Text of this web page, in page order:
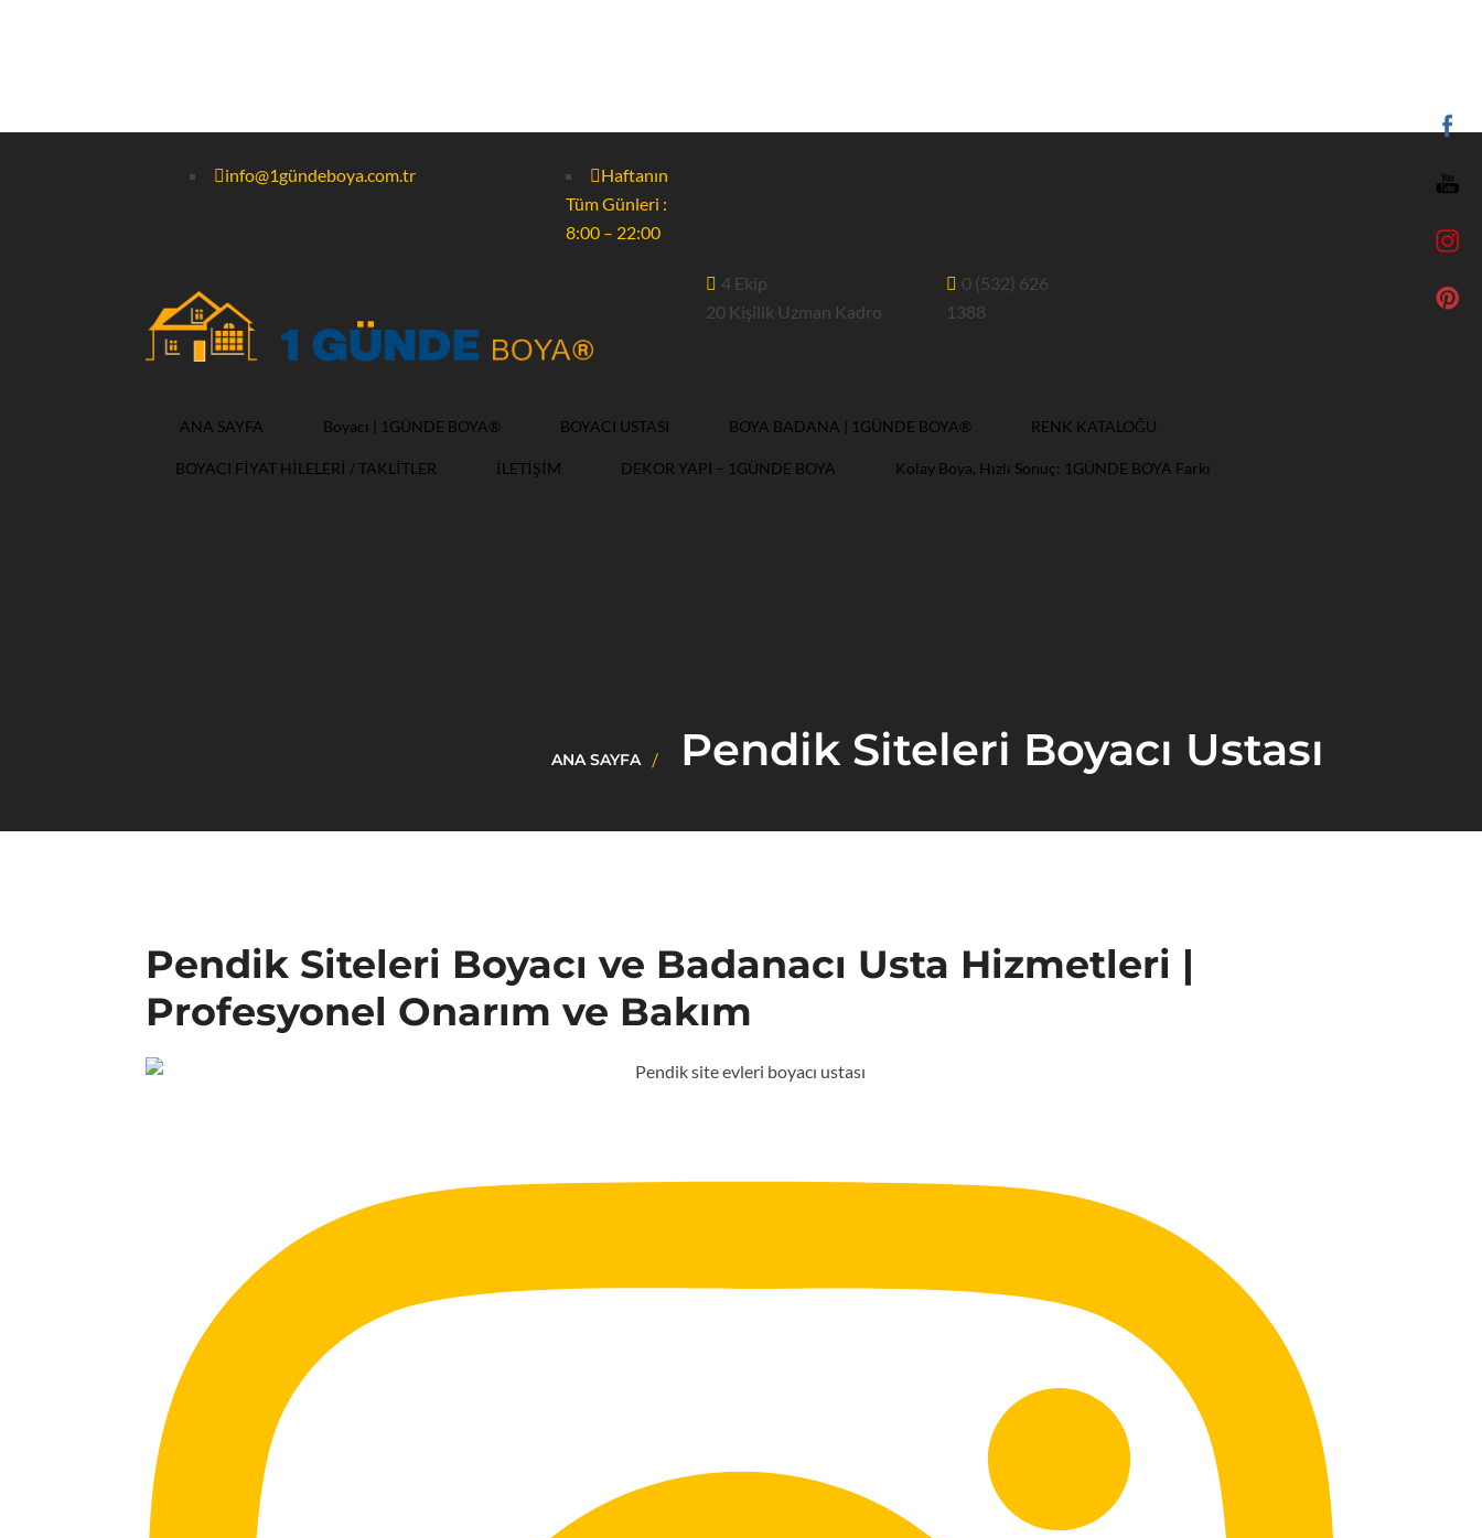
info@1gündeboya.com.tr
Haftanın
Tüm Günleri :
8:00 – 22:00
4 Ekip
20 Kişilik Uzman Kadro
0 (532) 626
1388
ANA SAYFA Boyacı | 1GÜNDE BOYA® BOYACI USTASI BOYA BADANA | 1GÜNDE BOYA® RENK KATALOĞU
BOYACI FİYAT HİLELERİ / TAKLİTLER İLETİŞİM DEKOR YAPI – 1GÜNDE BOYA Kolay Boya, Hızlı Sonuç: 1GÜNDE BOYA Farkı
ANA SAYFA Pendik Siteleri Boyacı Ustası
Pendik Siteleri Boyacı ve Badanacı Usta Hizmetleri |
Profesyonel Onarım ve Bakım